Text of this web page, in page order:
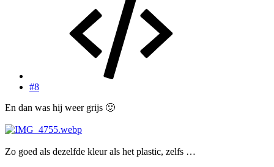
#8
En dan was hij weer grijs 🙂
Zo goed als dezelfde kleur als het plastic, zelfs …